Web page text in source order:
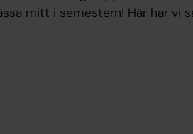
mitt i semestern! Här har